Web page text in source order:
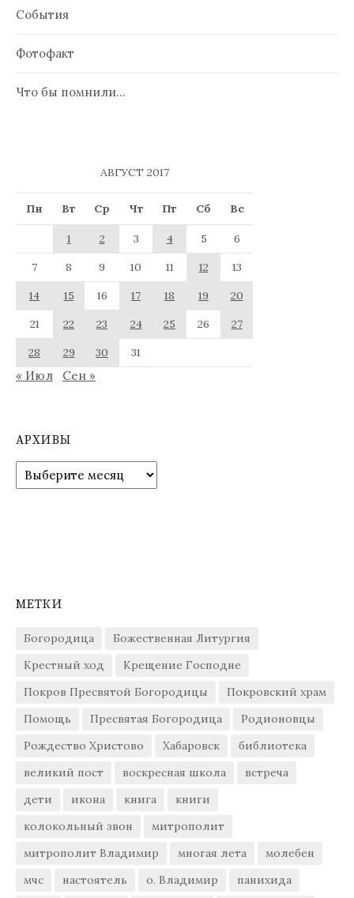
События
Фотофакт
Что бы помнили…
АВГУСТ 2017
Пн Вт Ср Чт Пт Сб Вс
1 2 3 4 5
6
7
8 9 10 11 12
13
14
15 16 17 18 19
20
21
22 23 24 25 26
27
28
29 30 31
« Июл Сен »
АРХИВЫ
Архивы
МЕТКИ
Богородица
Божественная Литургия
Крестный ход
Крещение Господне
Покров Пресвятой Богородицы
Покровский храм
Помощь
Пресвятая Богородица
Родионовцы
Рождество Христово
Хабаровск
библиотека
великий пост
воскресная школа
встреча
дети
икона книга
книги
колокольный звон
митрополит
митрополит Владимир
многая лета
молебен
мчс
настоятель о. Владимир панихида